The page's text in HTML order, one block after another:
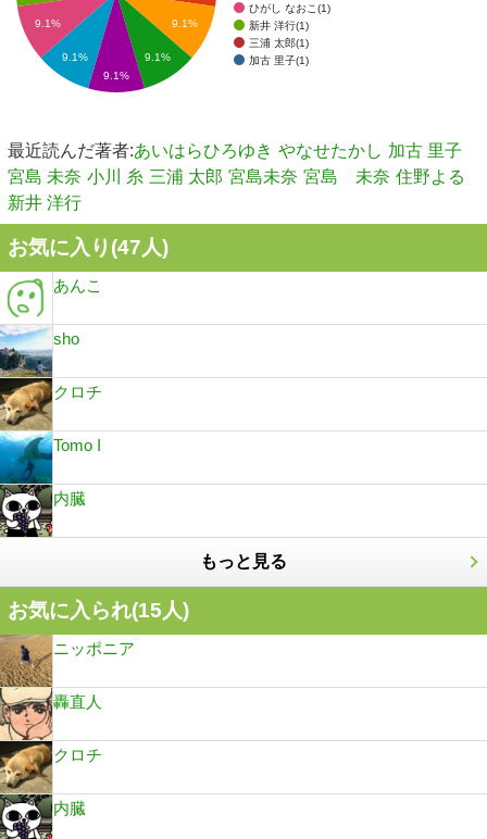
ひがし なおこ(1)
新井 洋行(1)
三浦 太郎(1)
加古 里子(1)
9.1%
9.1%
9.1%
9.1%
9.1%
最近読んだ著者:あいはらひろゆき やなせたかし 加古 里子
宮島 未奈 小川 糸 三浦 太郎 宮島未奈 宮島 未奈 住野よる
新井 洋行
お気に入り(47人)
あんこ
sho
クロチ
Tomo I
内臓
もっと見る
お気に入られ(15人)
ニッポニア
轟直人
クロチ
内臓